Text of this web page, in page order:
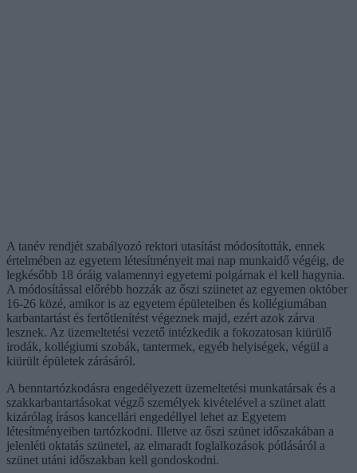
A tanév rendjét szabályozó rektori utasítást módosították, ennek
értelmében az egyetem létesítményeit mai nap munkaidő végéig, de
legkésőbb 18 óráig valamennyi egyetemi polgárnak el kell hagynia.
A módosítással előrébb hozzák az őszi szünetet az egyemen október
16-26 közé, amikor is az egyetem épületeiben és kollégiumában
karbantartást és fertőtlenítést végeznek majd, ezért azok zárva
lesznek. Az üzemeltetési vezető intézkedik a fokozatosan kiürülő
irodák, kollégiumi szobák, tantermek, egyéb helyiségek, végül a
kiürült épületek zárásáról.
A benntartózkodásra engedélyezett üzemeltetési munkatársak és a
szakkarbantartásokat végző személyek kivételével a szünet alatt
kizárólag írásos kancellári engedéllyel lehet az Egyetem
létesítményeiben tartózkodni. Illetve az őszi szünet időszakában a
jelenléti oktatás szünetel, az elmaradt foglalkozások pótlásáról a
szünet utáni időszakban kell gondoskodni.